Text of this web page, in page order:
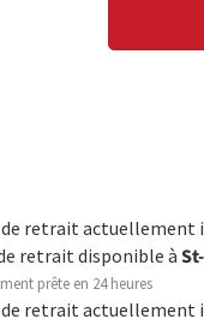
de retrait actuellement
retrait disponible à
prête en 24 heures
de retrait actuellement